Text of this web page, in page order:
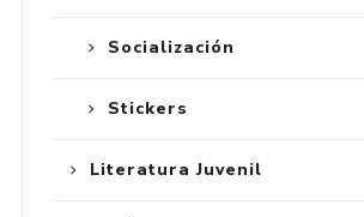
Socialización
Stickers
Literatura Juvenil